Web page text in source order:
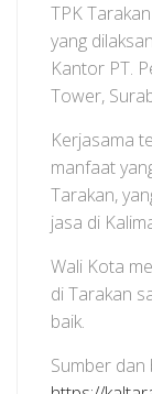
TPK
yang
Kantor PT.
Tower,
Kerjasama
manfaat
Tarakan,
jasa di
Wali Kota
di Tarakan
baik.
Sumber dan